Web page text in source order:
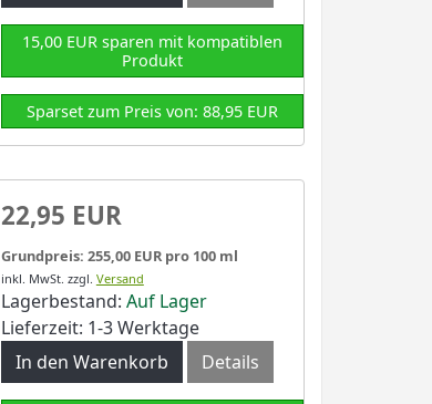
15,00 EUR sparen mit kompatiblen
Produkt
Sparset zum Preis von: 88,95 EUR
22,95 EUR
Grundpreis: 255,00 EUR pro 100 ml
inkl. MwSt. zzgl. Versand
Lagerbestand: Auf Lager
Lieferzeit: 1-3 Werktage
In den Warenkorb
Details